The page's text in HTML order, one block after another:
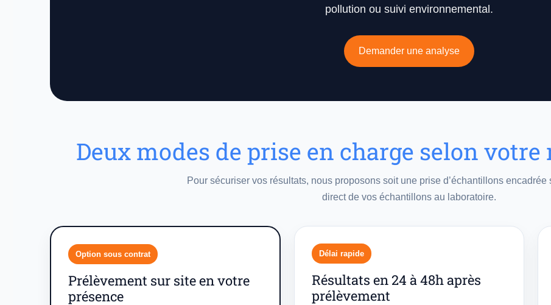
pollution ou suivi environnemental.
Demander une analyse
Deux modes de prise en charge selon votre
Pour sécuriser vos résultats, nous proposons soit une prise d’échantillons encadrée
direct de vos échantillons au laboratoire.
Option sous contrat
Prélèvement sur site en votre
présence
Délai rapide
Résultats en 24 à 48h après
prélèvement